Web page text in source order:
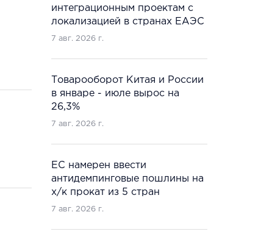
интеграционным проектам с
локализацией в странах ЕАЭС
7 авг. 2026 г.
Товарооборот Китая и России
в январе - июле вырос на
26,3%
7 авг. 2026 г.
ЕС намерен ввести
антидемпинговые пошлины на
х/к прокат из 5 стран
7 авг. 2026 г.